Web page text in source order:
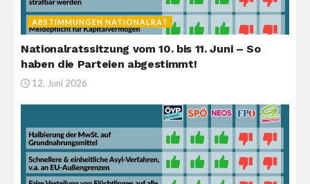
ABSTIMMUNGEN NATIONALRAT
Nationalratssitzung vom 10. bis 11. Juni – So
haben die Parteien abgestimmt!
12. Juni 2026